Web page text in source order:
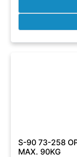
S-90 73-258
MAX. 90KG